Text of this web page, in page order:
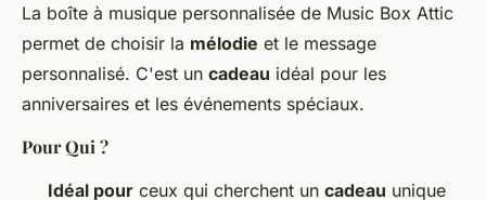
La boîte à musique personnalisée de Music Box Attic
permet de choisir la mélodie et le message
personnalisé. C'est un cadeau idéal pour les
anniversaires et les événements spéciaux.
Pour Qui ?
Idéal pour ceux qui cherchent un cadeau unique